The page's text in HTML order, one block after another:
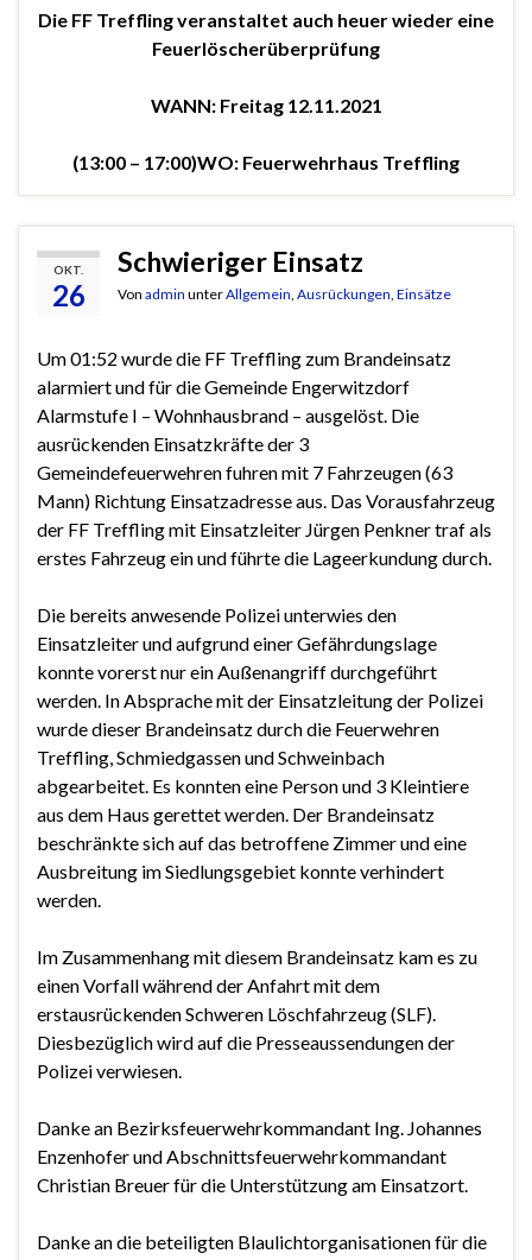
Die FF Treffling veranstaltet auch heuer wieder eine
Feuerlöscherüberprüfung
WANN: Freitag 12.11.2021
(13:00 – 17:00)WO: Feuerwehrhaus Treffling
OKT.
26
Schwieriger Einsatz
Von admin unterAllgemein Ausrückungen Einsätze
Um 01:52 wurde die FF Treffling zum Brandeinsatz
alarmiert und für die Gemeinde Engerwitzdorf
Alarmstufe I – Wohnhausbrand – ausgelöst. Die
ausrückenden Einsatzkräfte der 3
Gemeindefeuerwehren fuhren mit 7 Fahrzeugen (63
Mann) Richtung Einsatzadresse aus. Das Vorausfahrzeug
der FF Treffling mit Einsatzleiter Jürgen Penkner traf als
erstes Fahrzeug ein und führte die Lageerkundung durch.
Die bereits anwesende Polizei unterwies den
Einsatzleiter und aufgrund einer Gefährdungslage
konnte vorerst nur ein Außenangriff durchgeführt
werden. In Absprache mit der Einsatzleitung der Polizei
wurde dieser Brandeinsatz durch die Feuerwehren
Treffling, Schmiedgassen und Schweinbach
abgearbeitet. Es konnten eine Person und 3 Kleintiere
aus dem Haus gerettet werden. Der Brandeinsatz
beschränkte sich auf das betroffene Zimmer und eine
Ausbreitung im Siedlungsgebiet konnte verhindert
werden.
Im Zusammenhang mit diesem Brandeinsatz kam es zu
einen Vorfall während der Anfahrt mit dem
erstausrückenden Schweren Löschfahrzeug (SLF).
Diesbezüglich wird auf die Presseaussendungen der
Polizei verwiesen.
Danke an Bezirksfeuerwehrkommandant Ing. Johannes
Enzenhofer und Abschnittsfeuerwehrkommandant
Christian Breuer für die Unterstützung am Einsatzort.
Danke an die beteiligten Blaulichtorganisationen für die